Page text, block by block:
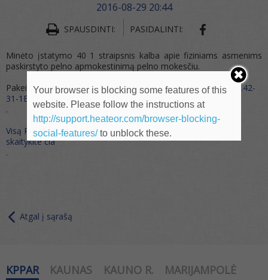
2016-08-29 20:44
SPAUSDINTI: PASIDALINTI:
Minėto įstatymo 40 1 straipsnis kalba apie fiziniams asmenims
paskirstyto pelno apmokestinimą pelno mokesčiu.
Pakeitimas išdėstytas VMI viršininko 2016 08 19 raštu Nr. (32.42-
31-1E) RM-22772
.
Visą Pelno mokesčio įstatymo komentarą su pakeitimais
skaitykite čia
.
Atgal į sąrašą
KPPAR KAUNAS KAUNO R.
MARIJAMPOLĖ
Your browser is blocking some features of this
website. Please follow the instructions at
http://support.heateor.com/browser-blocking-
social-features/to unblock these.